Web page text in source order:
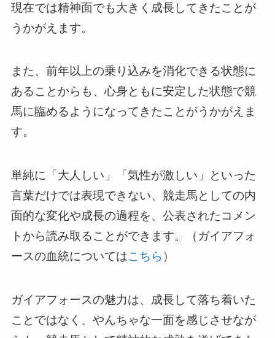
現在では精神面でも大きく成長してきたことが
うかがえます。
また、前年以上の乗り込みを消化できる状態に
あることからも、心身ともに安定した状態で競
馬に臨めるようになってきたことがうかがえま
す。
単純に「大人しい」「気性が激しい」といった
言葉だけでは表現できない、競走馬としての内
面的な変化や成長の過程を、公表されたコメン
トから読み取ることができます。（ガイアフォ
ースの血統についてはこちら ）
ガイアフォースの魅力は、成長して落ち着いた
ことではなく、やんちゃな一面を感じさせなが